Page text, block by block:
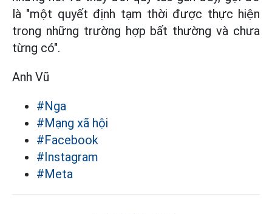
là "một quyết định tạm thời được thực hiện
trong những trường hợp bất thường và chưa
từng có".
Anh Vũ
#Nga
#Mạng xã hội
#Facebook
#Instagram
#Meta